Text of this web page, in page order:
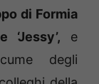
di Formia
‘Jessy’, e
degli